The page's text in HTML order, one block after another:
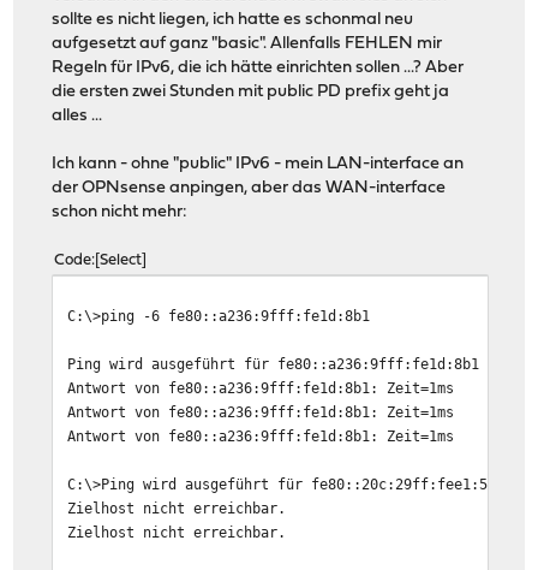
sollte es nicht liegen, ich hatte es schonmal neu
aufgesetzt auf ganz "basic". Allenfalls FEHLEN mir
Regeln für IPv6, die ich hätte einrichten sollen ...? Aber
die ersten zwei Stunden mit public PD prefix geht ja
alles ...
Ich kann - ohne "public" IPv6 - mein LAN-interface an
der OPNsense anpingen, aber das WAN-interface
schon nicht mehr:
Code Select
C:\>ping -6 fe80::a236:9fff:fe1d:8b1
Ping wird ausgeführt für fe80::a236:9fff:fe1d:8b1 mit
Antwort von fe80::a236:9fff:fe1d:8b1: Zeit=1ms
Antwort von fe80::a236:9fff:fe1d:8b1: Zeit=1ms
Antwort von fe80::a236:9fff:fe1d:8b1: Zeit=1ms
C:\>Ping wird ausgeführt für fe80::20c:29ff:fee1:5cb8
Zielhost nicht erreichbar.
Zielhost nicht erreichbar.